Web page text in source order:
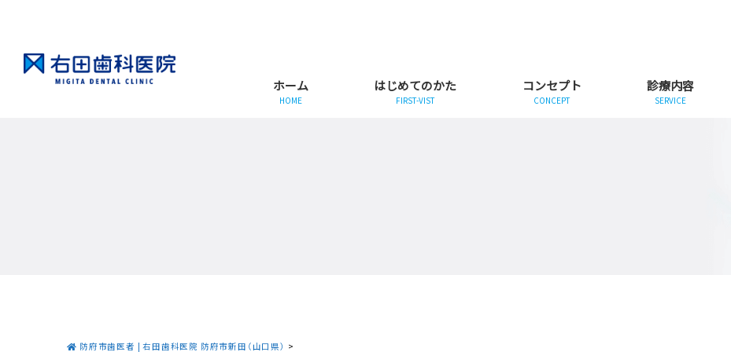
ホーム
HOME
はじめてのかた
FIRST-VIST
コンセプト
CONCEPT
診療内容
SERVICE
防府市歯医者 | 右田歯科医院 防府市新田（山口県） >